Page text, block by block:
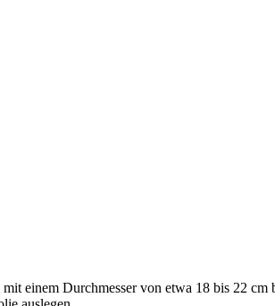
einem Durchmesser von etwa 18 bis 22 cm